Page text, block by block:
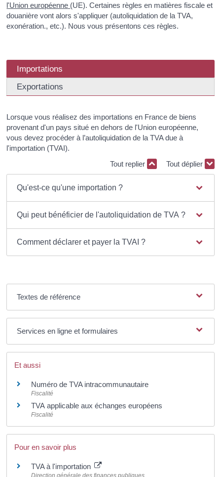
l'Union européenne (UE). Certaines règles en matières fiscale et
douanière vont alors s'appliquer (autoliquidation de la TVA,
exonération., etc.). Nous vous présentons ces règles.
Importations
Exportations
Lorsque vous réalisez des importations en France de biens
provenant d'un pays situé en dehors de l'Union européenne,
vous devez procéder à l’autoliquidation de la TVA due à
l'importation (TVAI).
Tout replier
Tout déplier
Qu'est-ce qu'une importation ?
Qui peut bénéficier de l'autoliquidation de TVA ?
Comment déclarer et payer la TVAI ?
Textes de référence
Services en ligne et formulaires
Et aussi
Numéro de TVA intracommunautaire
Fiscalité
TVA applicable aux échanges européens
Fiscalité
Pour en savoir plus
TVA à l'importation
Direction générale des finances publiques